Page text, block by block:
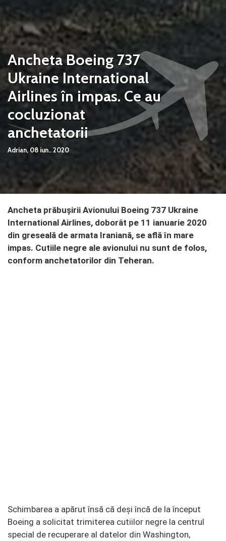
Ancheta Boeing 737
Ukraine International
Airlines în impas. Ce au
cocluzionat
anchetatorii
Adrian, 08 iun.. 2020
Ancheta prăbușirii Avionului Boeing 737 Ukraine
International Airlines, doborât pe 11 ianuarie 2020
din greseală de armata Iraniană, se află în mare
impas. Cutiile negre ale avionului nu sunt de folos,
conform anchetatorilor din Teheran.
Schimbarea a apărut însă că deși încă de la început
Boeing a solicitat trimiterea cutiilor negre la centrul
special de recuperare al datelor din Washington,